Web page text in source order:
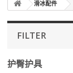
滑冰配件
FILTER
护臀护具